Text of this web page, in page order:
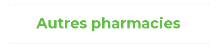
Autres pharmacies